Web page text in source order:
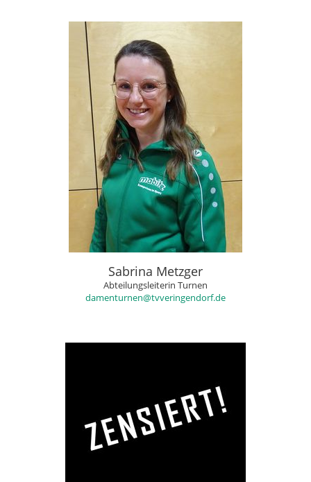
Sabrina Metzger
Abteilungsleiterin Turnen
damenturnen@tvveringendorf.de